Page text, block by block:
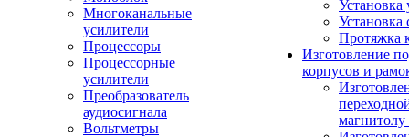
Многоканальные
усилители
Процессоры
Процессорные
усилители
Преобразователь
аудиосигнала
Вольтметры
Установка
Установка
Протяжка
Изготовление
корпусов и